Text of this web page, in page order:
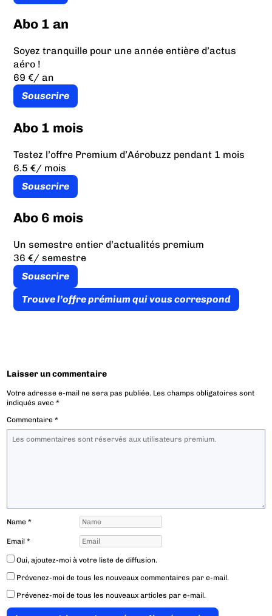
Abo 1 an
Soyez tranquille pour une année entière d’actus
aéro !
69 €/ an
Souscrire
Abo 1 mois
Testez l’offre Premium d’Aérobuzz pendant 1 mois
6.5 €/ mois
Souscrire
Abo 6 mois
Un semestre entier d’actualités premium
36 €/ semestre
Souscrire
Trouve l’offre prémium qui vous correspond
Laisser un commentaire
Votre adresse e-mail ne sera pas publiée. Les champs obligatoires sont
indiqués avec*
Commentaire*
Name*
Email*
Oui, ajoutez-moi à votre liste de diffusion.
Prévenez-moi de tous les nouveaux commentaires par e-mail.
Prévenez-moi de tous les nouveaux articles par e-mail.